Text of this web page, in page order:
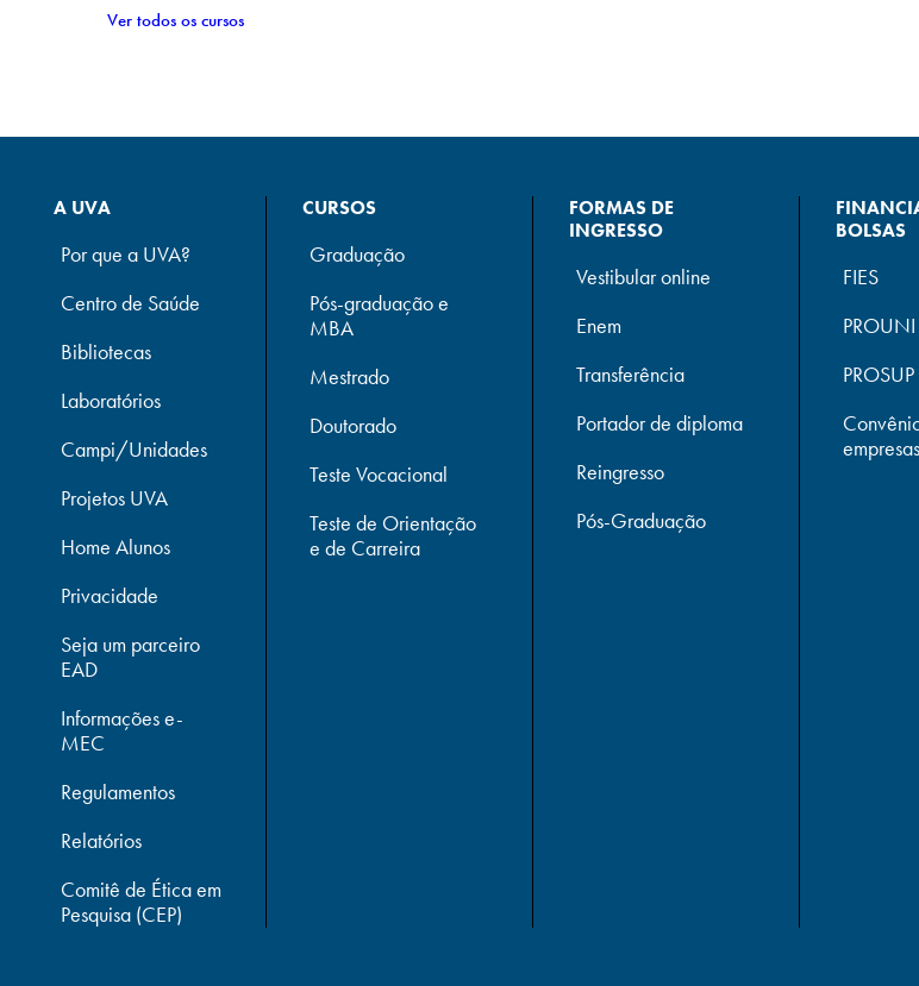
Ver todos os cursos
A UVA
Por que a UVA?
Centro de Saúde
Bibliotecas
Laboratórios
Campi/Unidades
Projetos UVA
Home Alunos
Privacidade
Seja um parceiro
EAD
Informações e-
MEC
Regulamentos
Relatórios
Comitê de Ética em
Pesquisa (CEP)
CURSOS
Graduação
Pós-graduação e
MBA
Mestrado
Doutorado
Teste Vocacional
Teste de Orientação
e de Carreira
FORMAS DE
INGRESSO
Vestibular online
Enem
Transferência
Portador de diploma
Reingresso
Pós-Graduação
BOLSAS
FIES
PROUNI
PROSUP
empresas